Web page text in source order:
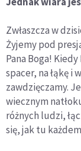
Zwłaszcza w
Żyjemy pod
Pana Boga!
spacer, na łąkę i
zawdzięczamy.
wiecznym
różnych ludzi,
się, jak tu